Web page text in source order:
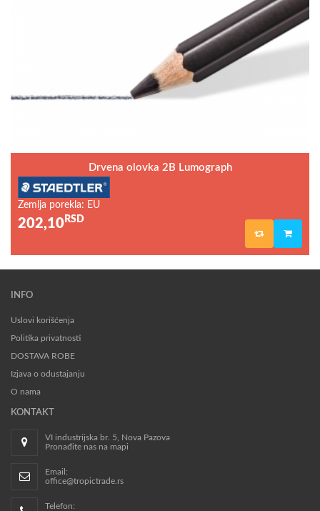
Drvena olovka 2B Lumograph
Zemlja porekla: EU
202,10 RSD
INFO
Uslovi korišćenja
Politika privatnosti
DOSTAVA ROBE
Izjava o odustajanju
O nama
KONTAKT
VI industrijska br. 5, Nova Pazova
Pronađite nas na mapi
Email:
office@tropictrade.rs
Telefon: